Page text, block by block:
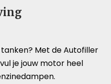
Met de Autofiller
je jouw motor heel